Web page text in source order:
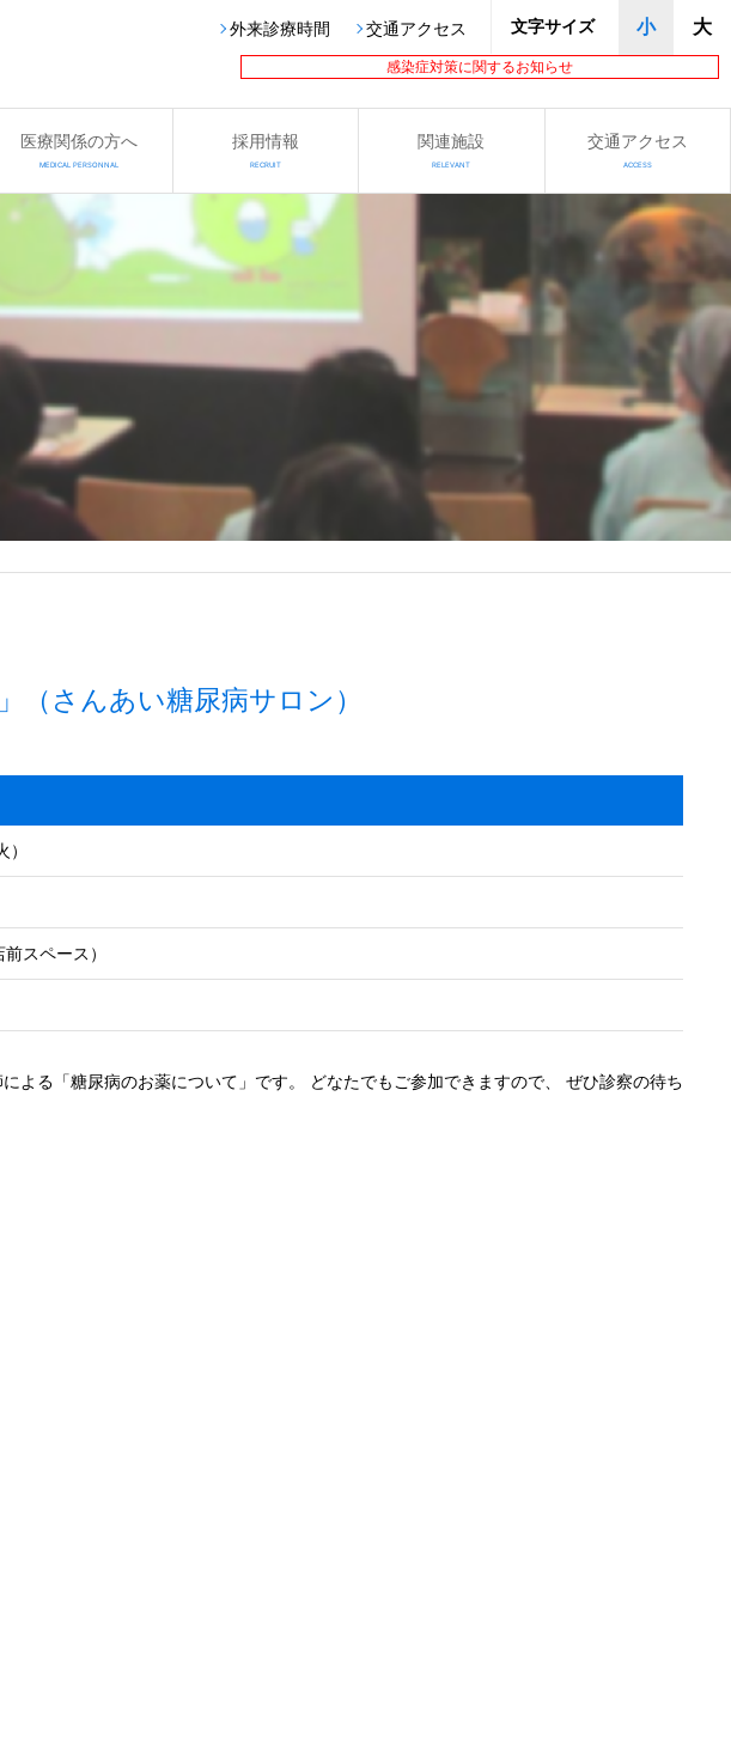
感染症対策に関するお知らせ
外来診療時間 交通アクセス 文字サイズ 小 大
医療関係の方へ
MEDICAL PERSONNAL
採用情報
RECRUIT
関連施設
RELEVANT
交通アクセス
ACCESS
（さんあい糖尿病サロン）
スペース）
よる「糖尿病のお薬について」です。 どなたでもご参加できますので、 ぜひ診察の待ち